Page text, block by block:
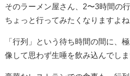
そのラーメン屋さん、2〜3時間の
ちょっと行ってみたくなりますよね
「行列」という待ち時間の間に、
像して思わず生唾を飲み込んでしま